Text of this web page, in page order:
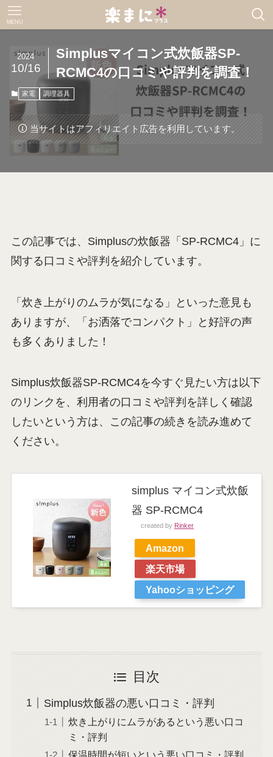
MENU
Simplusマイコン式炊飯器SP-
RCMC4の口コミや評判を調査！
2024
10/16
家電 調理器具
当サイトはアフィリエイト広告を利用しています。
この記事では、Simplusの炊飯器「SP-RCMC4」に
関する口コミや評判を紹介しています。
「炊き上がりのムラが気になる」といった意見も
ありますが、「お洒落でコンパクト」と好評の声
も多くありました！
Simplus炊飯器SP-RCMC4を今すぐ見たい方は以下
のリンクを、利用者の口コミや評判を詳しく確認
したいという方は、この記事の続きを読み進めて
ください。
simplus マイコン式炊飯
器 SP-RCMC4
created by Rinker
Amazon
楽天市場
Yahooショッピング
目次
Simplus炊飯器の悪い口コミ・評判
炊き上がりにムラがあるという悪い口コ
ミ・評判
保温時間が短いという悪い口コミ・評判